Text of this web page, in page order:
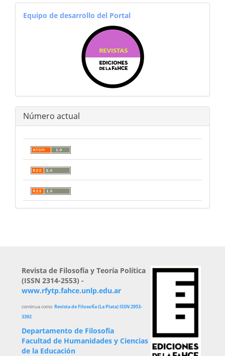
equiporevistas
Equipo de desarrollo del Portal
Número actual
Revista de Filosofía y Teoría Política
(ISSN 2314-2553) -
www.rfytp.fahce.unlp.edu.ar
continua como Revista de Filosofía (La Plata) ISSN 2953-
3392
Departamento de Filosofía
Facultad de Humanidades y Ciencias
de la Educación